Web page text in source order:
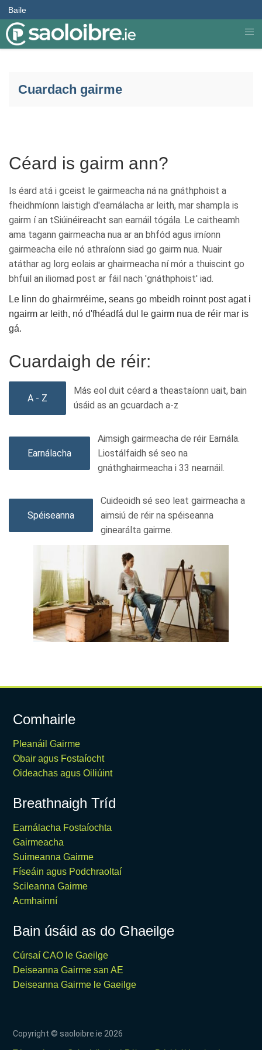
Baile
Cuardach gairme
Céard is gairm ann?
Is éard atá i gceist le gairmeacha ná na gnáthphoist a
fheidhmíonn laistigh d'earnálacha ar leith, mar shampla is
gairm í an tSiúinéireacht san earnáil tógála. Le caitheamh
ama tagann gairmeacha nua ar an bhfód agus imíonn
gairmeacha eile nó athraíonn siad go gairm nua. Nuair
atáthar ag lorg eolais ar ghairmeacha ní mór a thuiscint go
bhfuil an iliomad post ar fáil nach 'gnáthphoist' iad.
Le linn do ghairmréime, seans go mbeidh roinnt post agat i
ngairm ar leith, nó d'fhéadfá dul le gairm nua de réir mar is
gá.
Cuardaigh de réir:
A - Z
Más eol duit céard a theastaíonn uait, bain
úsáid as an gcuardach a-z
Earnálacha
Aimsigh gairmeacha de réir Earnála.
Liostálfaidh sé seo na
gnáthghairmeacha i 33 nearnáil.
Spéiseanna
Cuideoidh sé seo leat gairmeacha a
aimsiú de réir na spéiseanna
ginearálta gairme.
Comhairle
Pleanáil Gairme
Obair agus Fostaíocht
Oideachas agus Oiliúint
Breathnaigh Tríd
Earnálacha Fostaíochta
Gairmeacha
Suimeanna Gairme
Físeáin agus Podchraoltaí
Scileanna Gairme
Acmhainní
Bain úsáid as do Ghaeilge
Cúrsaí CAO le Gaeilge
Deiseanna Gairme san AE
Deiseanna Gairme le Gaeilge
Copyright © saoloibre.ie2026